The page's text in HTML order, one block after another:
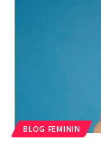
BLOG FEMININ